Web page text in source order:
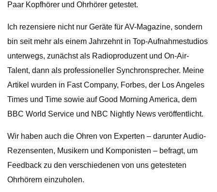
Paar Kopfhörer und Ohrhörer getestet.
Ich rezensiere nicht nur Geräte für AV-Magazine, sondern
bin seit mehr als einem Jahrzehnt in Top-Aufnahmestudios
unterwegs, zunächst als Radioproduzent und On-Air-
Talent, dann als professioneller Synchronsprecher. Meine
Artikel wurden in Fast Company, Forbes, der Los Angeles
Times und Time sowie auf Good Morning America, dem
BBC World Service und NBC Nightly News veröffentlicht.
Wir haben auch die Ohren von Experten – darunter Audio-
Rezensenten, Musikern und Komponisten – befragt, um
Feedback zu den verschiedenen von uns getesteten
Ohrhörern einzuholen.